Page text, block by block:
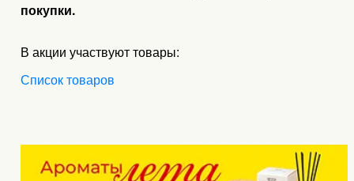
покупки.
В акции участвуют товары:
Список товаров